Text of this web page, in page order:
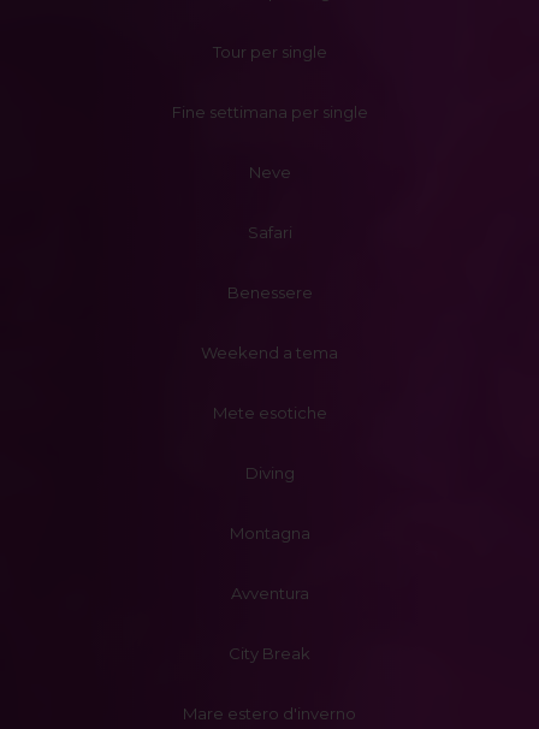
Tour per single
Fine settimana per single
Neve
Safari
Benessere
Weekend a tema
Mete esotiche
Diving
Montagna
Avventura
City Break
Mare estero d'inverno